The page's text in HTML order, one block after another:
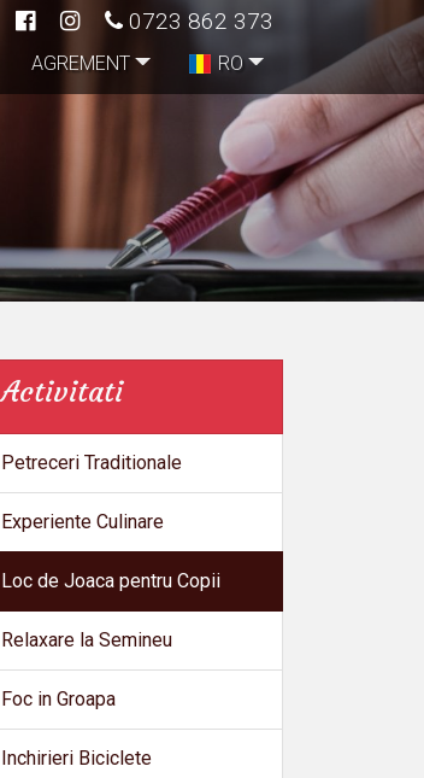
0723 862 373
AGREMENT RO
Activitati
Petreceri Traditionale
Experiente Culinare
Loc de Joaca pentru Copii
Relaxare la Semineu
Foc in Groapa
Inchirieri Biciclete